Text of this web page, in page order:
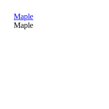
Maple
Maple